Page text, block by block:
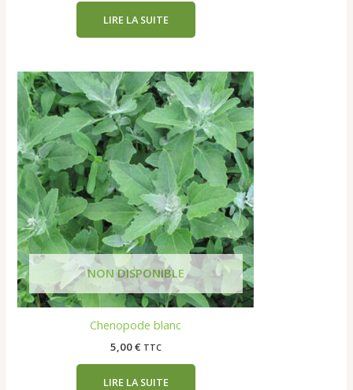
LIRE LA SUITE
Chenopode blanc
5,00€ TTC
LIRE LA SUITE